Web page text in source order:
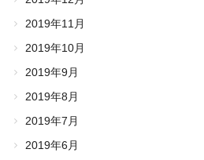
2019年11月
2019年10月
2019年9月
2019年8月
2019年7月
2019年6月